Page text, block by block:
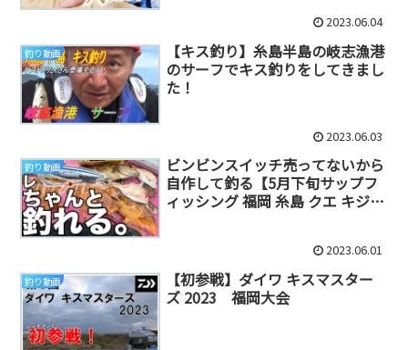
2023.06.04
釣り動画
【キス釣り】糸島半島の岐志漁港
のサーフでキス釣りをしてきまし
た！
2023.06.03
釣り動画
ビンビンスイッチ売ってないから
自作して釣る【5月下旬サップフ
ィッシング 福岡 糸島 クエ キジハ
2023.06.01
釣り動画
【初参戦】ダイワ キスマスター
ズ 2023 福岡大会